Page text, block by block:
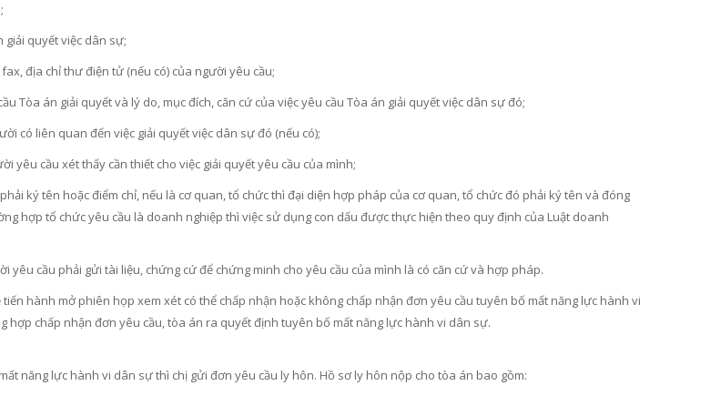
giải quyết việc dân sự;
địa chỉ thư điện tử (nếu có) của người yêu cầu;
Tòa án giải quyết và lý do, mục đích, căn cứ của việc yêu cầu Tòa án giải quyết việc dân sự đó;
có liên quan đến việc giải quyết việc dân sự đó (nếu có);
yêu cầu xét thấy cần thiết cho việc giải quyết yêu cầu của mình;
ký tên hoặc điểm chỉ, nếu là cơ quan, tổ chức thì đại diện hợp pháp của cơ quan, tổ chức đó phải ký tên và đóng
hợp tổ chức yêu cầu là doanh nghiệp thì việc sử dụng con dấu được thực hiện theo quy định của Luật doanh
yêu cầu phải gửi tài liệu, chứng cứ để chứng minh cho yêu cầu của mình là có căn cứ và hợp pháp.
hành mở phiên họp xem xét có thể chấp nhận hoặc không chấp nhận đơn yêu cầu tuyên bố mất năng lực hành vi
hợp chấp nhận đơn yêu cầu, tòa án ra quyết định tuyên bố mất năng lực hành vi dân sự.
năng lực hành vi dân sự thì chị gửi đơn yêu cầu ly hôn. Hồ sơ ly hôn nộp cho tòa án bao gồm: